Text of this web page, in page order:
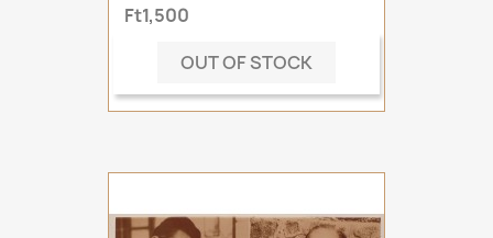
Ft1,500
OUT OF STOCK